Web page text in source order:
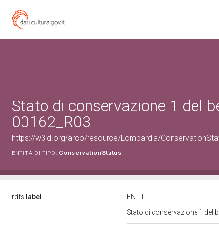
Stato di conservazione 1 del
00162_R03
https://w3id.org/arco/resource/Lombardia/
ENTITÀ DI TIPO: ConservationStatus
rdfs: label EN
IT
Stato di conservazione 1 del